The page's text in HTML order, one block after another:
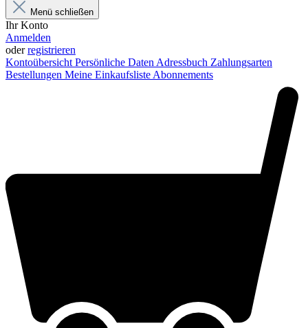
Menü schließen
Ihr Konto
Anmelden
oderregistrieren
Kontoübersicht Persönliche Daten Adressbuch Zahlungsarten
Bestellungen Meine Einkaufsliste Abonnements